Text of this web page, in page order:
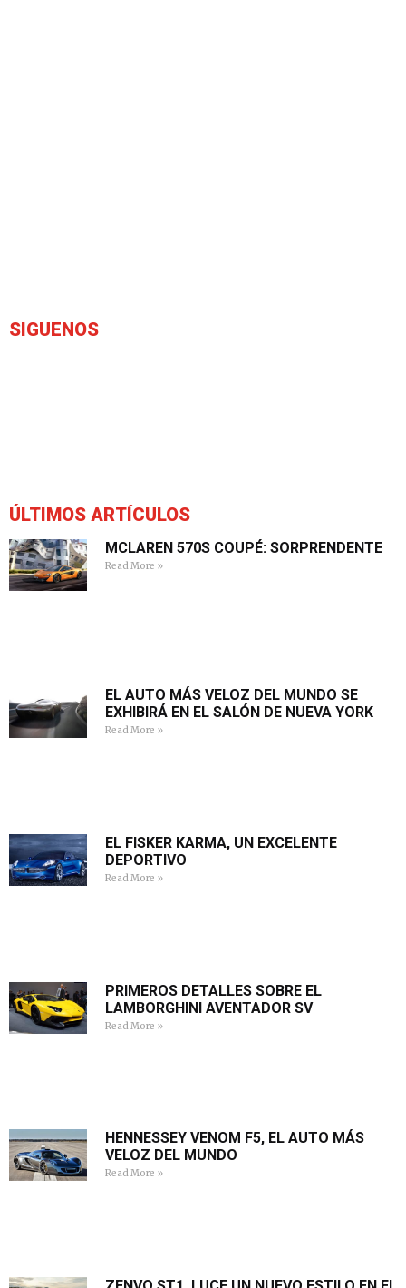
SIGUENOS
ÚLTIMOS ARTÍCULOS
MCLAREN 570S COUPÉ: SORPRENDENTE
Read More »
EL AUTO MÁS VELOZ DEL MUNDO SE
EXHIBIRÁ EN EL SALÓN DE NUEVA YORK
Read More »
EL FISKER KARMA, UN EXCELENTE
DEPORTIVO
Read More »
PRIMEROS DETALLES SOBRE EL
LAMBORGHINI AVENTADOR SV
Read More »
HENNESSEY VENOM F5, EL AUTO MÁS
VELOZ DEL MUNDO
Read More »